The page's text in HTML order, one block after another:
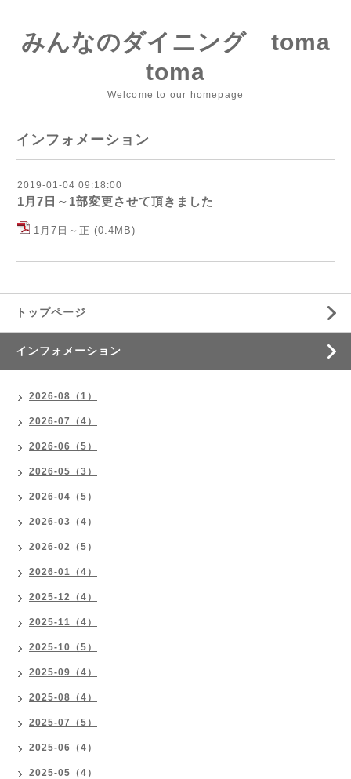
みんなのダイニング toma
toma
Welcome to our homepage
インフォメーション
2019-01-04 09:18:00
1月7日～1部変更させて頂きました
1月7日～正 (0.4MB)
トップページ
インフォメーション
2026-08（1）
2026-07（4）
2026-06（5）
2026-05（3）
2026-04（5）
2026-03（4）
2026-02（5）
2026-01（4）
2025-12（4）
2025-11（4）
2025-10（5）
2025-09（4）
2025-08（4）
2025-07（5）
2025-06（4）
2025-05（4）